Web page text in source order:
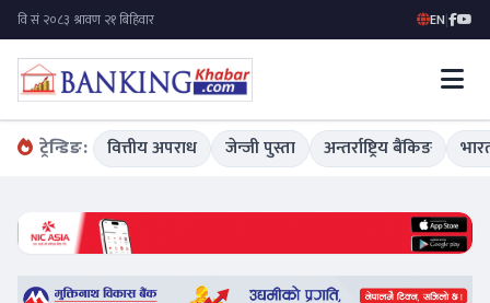
EN|
ट्रेन्डिङ: वित्तीय अपराध जेन्जी पुस्ता अन्तर्राष्ट्रिय बैंकिङ